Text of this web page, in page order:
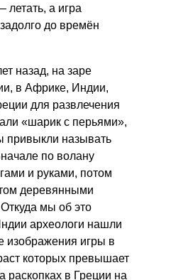
а игра
до времён
назад, на заре
в Африке, Индии,
для развлечения
«шарик с перьями»,
привыкли называть
по волану
и руками, потом
деревянными
мы об это
археологи нашли
изображения игры в
которых превышает
раскопках в Греции на